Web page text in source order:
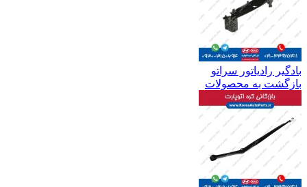
بادگیر رادیاتور سراتو
بازگشت به محصولات